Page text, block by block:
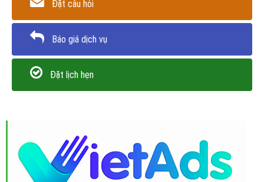
Đặt câu hỏi
Báo giá dịch vụ
Đặt lịch hẹn